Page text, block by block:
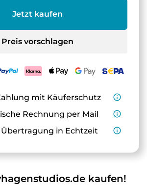
Jetzt kaufen
Preis vorschlagen
mit Käuferschutz
info_outline
Rechnung per Mail
info_outline
in Echtzeit info_outline
kaufen!